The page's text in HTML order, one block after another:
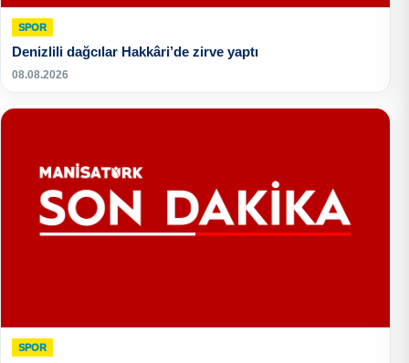
SPOR
Denizlili dağcılar Hakkâri’de zirve yaptı
08.08.2026
SPOR